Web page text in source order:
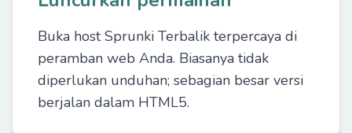
Buka host Sprunki Terbalik terpercaya di
peramban web Anda. Biasanya tidak
diperlukan unduhan; sebagian besar versi
berjalan dalam HTML5.